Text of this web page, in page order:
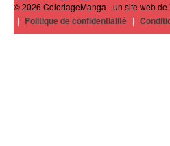
© 2026 ColoriageManga - un site web de
| Politique de confidentialité |